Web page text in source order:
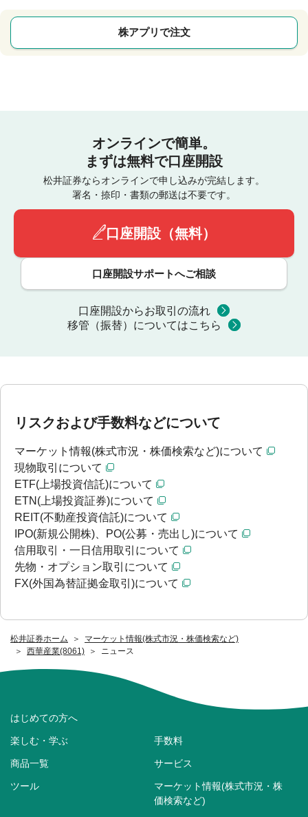
松井証券ホーム
マーケット情報(株式市況・株価検索など)
西華産業(8061)
ニュース
株アプリで注文
オンラインで簡単。
まずは無料で口座開設
松井証券ならオンラインで申し込みが完結します。
署名・捺印・書類の郵送は不要です。
口座開設（無料）
口座開設サポートへご相談
口座開設からお取引の流れ
移管（振替）についてはこちら
リスクおよび手数料などについて
マーケット情報(株式市況・株価検索など)について
現物取引について
ETF(上場投資信託)について
ETN(上場投資証券)について
REIT(不動産投資信託)について
IPO(新規公開株)、PO(公募・売出し)について
信用取引・一日信用取引について
先物・オプション取引について
FX(外国為替証拠金取引)について
はじめての方へ
楽しむ・学ぶ 手数料
商品一覧 サービス
ツール
マーケット情報(株式市況・株
価検索など)